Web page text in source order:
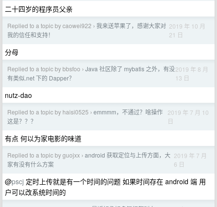
二十四岁的程序员父亲
Replied to a topic by caowei922 › 我来送苹果了，感谢大家对
我的信任和支持！
2019 年 10 月
21 日
分母
Replied to a topic by bbsfoo › Java 社区除了 mybatis 之外，有没
有类似.net 下的 Dapper？
2019 年 8 月
13 日
nutz-dao
Replied to a topic by haisi0525 › emmmm，不通过？啥操作
这是？？？
2019 年 7 月 10
日
有点 何以为家电影的味道
Replied to a topic by guojxx › android 获取定位与上传方面，大
家有没有什么方案
2019 年 7 月
6 日
@pscj 定时上传就是有一个时间的问题 如果时间存在 android 端 用
户可以改系统时间的